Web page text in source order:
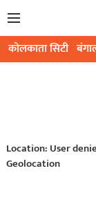
कोलकाता सिटी
Location: User
Geolocation